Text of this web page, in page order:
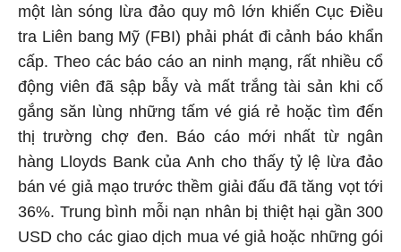
một làn sóng lừa đảo quy mô lớn khiến Cục Điều
tra Liên bang Mỹ (FBI) phải phát đi cảnh báo khẩn
cấp. Theo các báo cáo an ninh mạng, rất nhiều cổ
động viên đã sập bẫy và mất trắng tài sản khi cố
gắng săn lùng những tấm vé giá rẻ hoặc tìm đến
thị trường chợ đen. Báo cáo mới nhất từ ngân
hàng Lloyds Bank của Anh cho thấy tỷ lệ lừa đảo
bán vé giả mạo trước thềm giải đấu đã tăng vọt tới
36%. Trung bình mỗi nạn nhân bị thiệt hại gần 300
USD cho các giao dịch mua vé giả hoặc những gói